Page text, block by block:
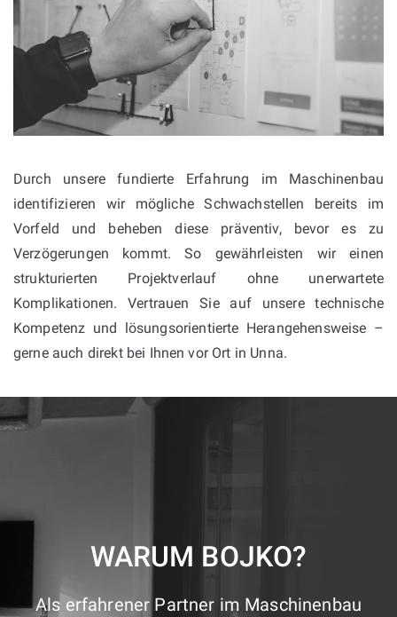
Durch unsere fundierte Erfahrung im Maschinenbau
identifizieren wir mögliche Schwachstellen bereits im
Vorfeld und beheben diese präventiv, bevor es zu
Verzögerungen kommt. So gewährleisten wir einen
strukturierten Projektverlauf ohne unerwartete
Komplikationen. Vertrauen Sie auf unsere technische
Kompetenz und lösungsorientierte Herangehensweise –
gerne auch direkt bei Ihnen vor Ort in Unna.
WARUM BOJKO?
Als erfahrener Partner im Maschinenbau